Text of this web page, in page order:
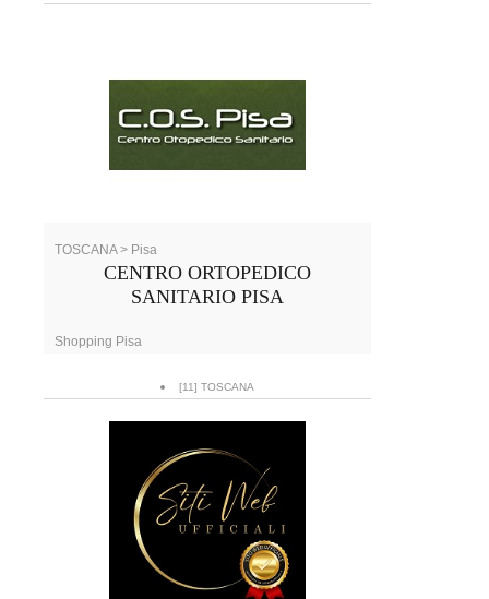
TOSCANA > Pisa
CENTRO ORTOPEDICO
SANITARIO PISA
Shopping Pisa
[11] TOSCANA